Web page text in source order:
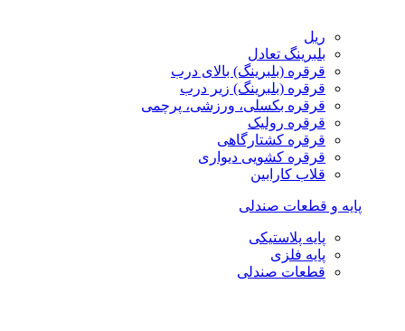
ریل
بلبرینگ تعادل
قرقره (بلبرینگ) بالای درب
قرقره (بلبرینگ) زیر درب
قرقره بکسلی، ورزشی، پرچمی
قرقره رولیک
قرقره کشتارگاهی
قرقره کشویی دیواری
قلاب کارابین
پایه و قطعات صندلی
پایه پلاستیکی
پایه فلزی
قطعات صندلی